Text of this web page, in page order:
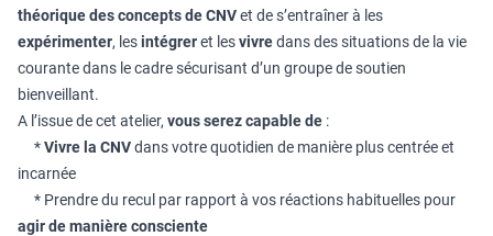
théorique des concepts de CNVet de s’entraîner à les
expérimenter, lesintégreret lesvivredans des situations de la vie
courante dans le cadre sécurisant d’un groupe de soutien
bienveillant.
A l’issue de cet atelier, vous serez capable de :
*Vivre la CNVdans votre quotidien de manière plus centrée et
incarnée
* Prendre du recul par rapport à vos réactions habituelles pour
agir de manière consciente